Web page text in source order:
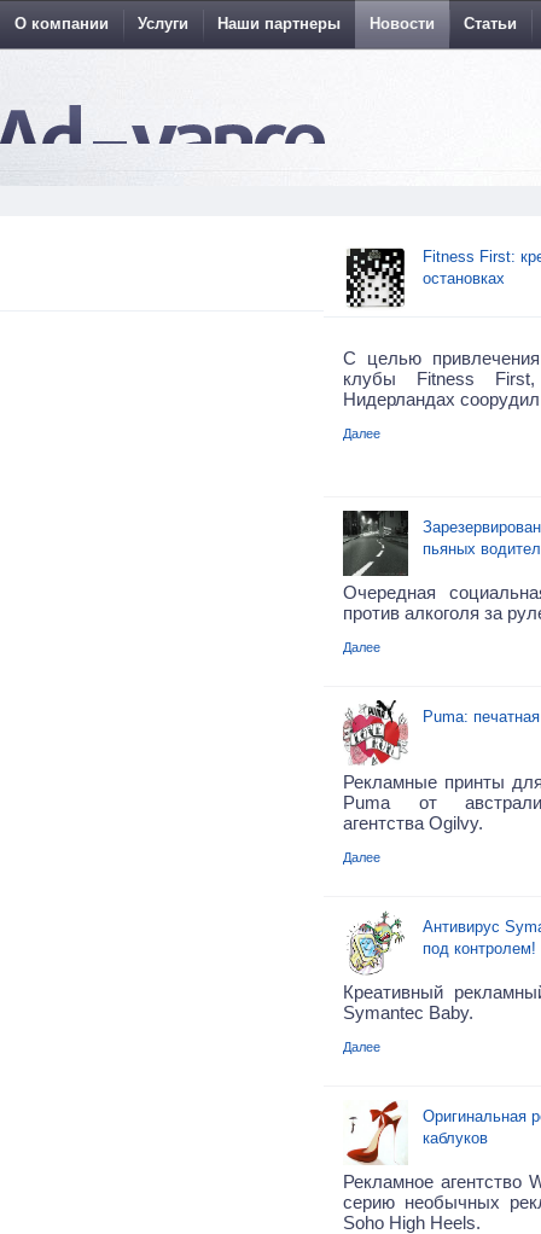
О компании Услуги Наши партнеры Новости Статьи
Fitness First:
остановках
С целью
клубы Fitness
Нидерландах
Далее
пьяных
Очередная
против алкоголя за
Далее
Puma:
Рекламные принты
Puma от
агентства Ogilvy.
Далее
Антивирус
под контролем!
Креативный
Symantec Baby.
Далее
Оригинальная
каблуков
Рекламное агентство
серию необычных
Soho High Heels.